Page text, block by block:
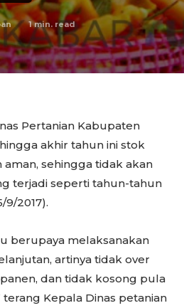
1min. read
Pertanian Kabupaten
akhir tahun ini stok
sehingga tidak akan
terjadi seperti tahun-tahun
9/2017).
berupaya melaksanakan
artinya tidak over
dan tidak kosong pula
Kepala Dinas petanian